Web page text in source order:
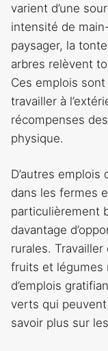
varient d’une
intensité de
paysager, la
arbres relèvent
Ces emplois
travailler à
récompenses
physique.
D’autres
dans les fermes
particulièrement
davantage
rurales.
fruits et légumes
d’emplois
verts qui
savoir plus sur